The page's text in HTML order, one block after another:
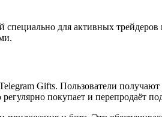
для активных
Gifts. Пользователи
покупает и перепродаёт